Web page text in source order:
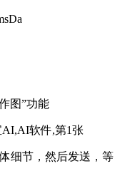
图”功能
细节，然后发送，等